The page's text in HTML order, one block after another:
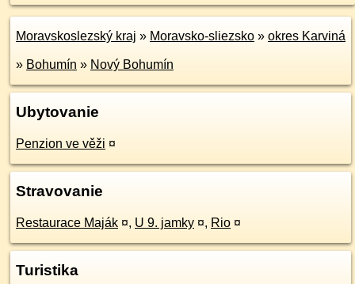
Moravskoslezský kraj » Moravsko-sliezsko » okres Karviná
» Bohumín » Nový Bohumín
Ubytovanie
Penzion ve věži ¤
Stravovanie
Restaurace Maják ¤, U 9. jamky ¤, Rio ¤
Turistika